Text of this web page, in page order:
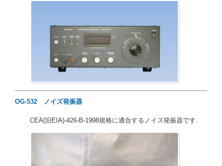
OG-532 ノイズ発振器
CEA(旧EIA)-426-B-1998規格に適合するノイズ発振器です.